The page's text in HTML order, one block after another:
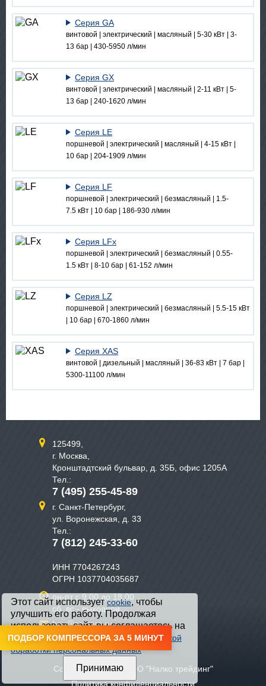
Серия GA
винтовой | электрический | масляный | 5-30 кВт | 3-
13 бар | 430-5950 л/мин
Серия GX
винтовой | электрический | масляный | 2-11 кВт | 5-
13 бар | 240-1620 л/мин
Серия LE
поршневой | электрический | масляный | 4-15 кВт |
10 бар | 204-1909 л/мин
Серия LF
поршневой | электрический | безмасляный | 1.5-
7.5 кВт | 10 бар | 186-930 л/мин
Серия LFx
поршневой | электрический | безмасляный | 0.55-
1.5 кВт | 8-10 бар | 61-152 л/мин
Серия LZ
поршневой | электрический | безмасляный | 5.5-15 кВт
| 10 бар | 670-1860 л/мин
Серия XAS
винтовой | дизельный | масляный | 36-83 кВт | 7 бар |
5300-11100 л/мин
125499,
г. Москва,
Кронштадтский бульвар, д. 35Б, офис 1205А
Тел.:
7 (495) 255-45-89
г. Санкт-Петербург,
ул. Воронежская, д. 33
Тел.:
7 (812) 245-33-60
ИНН 7704267243
ОГРН 1037704035687
пн-пт с 9.00 до 18.00
сб, вс - выходной
box@comprs.ru
Copyright © 2026, ООО "Налко трейдинг"
Политика конфиденциальности
Этот сайт используетcookie, чтобы
улучшить его работу. Продолжая
использовать сайт, вы соглашаетесь на
обработку файлов cookie и сПолитикой
обработки персональных данных
ПОДБОР КОМПРЕССОРА ЗА 5 МИНУТ